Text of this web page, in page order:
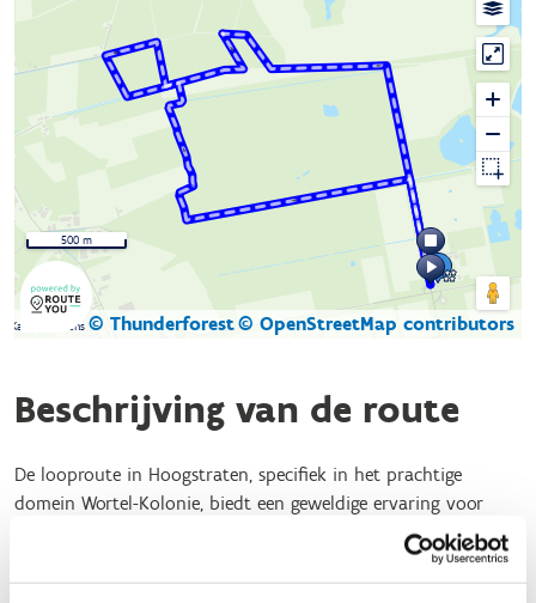
Kaartgegevens © Thunderforest© OpenStreetMap contributors
500 m
Beschrijving van de route
De looproute in Hoogstraten, specifiek in het prachtige
domein Wortel-Kolonie, biedt een geweldige ervaring voor
zowel beginnende als ervaren lopers. Dit gebied, dat in 2021
werd toegevoegd aan de UNESCO-lijst van werelderfgoed,
heeft drie verschillende lussen: